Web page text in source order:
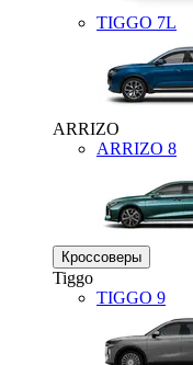
TIGGO 7L
ARRIZO
ARRIZO 8
Кроссоверы
Tiggo
TIGGO 9